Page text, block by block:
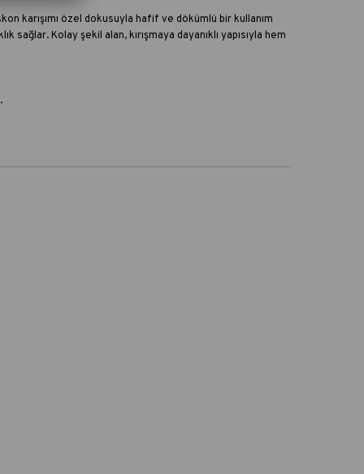
karışımı özel dokusuyla hafif ve dökümlü bir kullanım
sağlar. Kolay şekil alan, kırışmaya dayanıklı yapısıyla hem